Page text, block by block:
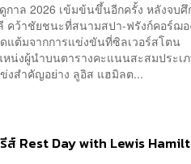
าล 2026 เข้มข้นขึ้นอีกครั้ง หลังจบศึ
คว้าชัยชนะที่สนามสปา-ฟรังก์คอร์ฌอ
แต้มจากการแข่งขันที่ซิลเวอร์สโตน
น่งผู้นำบนตารางคะแนนสะสมประเ
งสำคัญอย่าง ลูอิส แฮมิลต...
ส์ Rest Day with Lewis